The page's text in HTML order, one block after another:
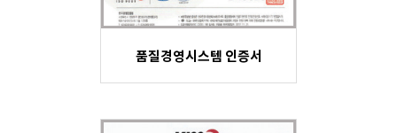
품질경영시스템 인증서